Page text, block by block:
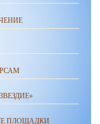
ПЛОЩАДКИ